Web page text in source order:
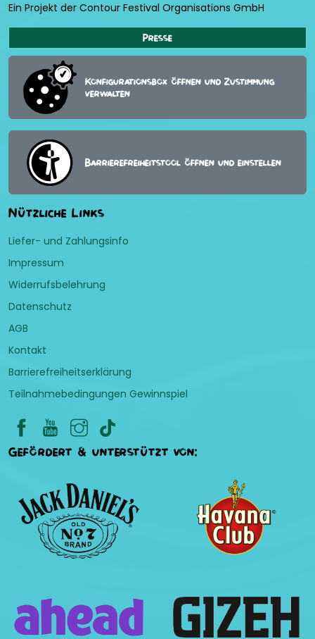
Ein Projekt der Contour Festival Organisations GmbH
Presse
Konfigurationsbox öffnen und Zustimmung
verwalten
Barrierefreiheitstool öffnen und einstellen
Nützliche Links
Liefer- und Zahlungsinfo
Impressum
Widerrufsbelehrung
Datenschutz
AGB
Kontakt
Barrierefreiheitserklärung
Teilnahmebedingungen Gewinnspiel
Gefördert & unterstützt von: